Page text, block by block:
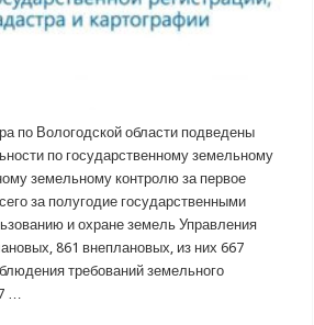
по Вологодской области подведены
по государственному земельному
земельному контролю за первое
за полугодие государственными
и охране земель Управления
861 внеплановых, из них 667
требований земельного
…